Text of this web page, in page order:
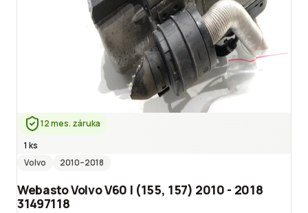
12 mes. záruka
1 ks
Volvo
2010–2018
Webasto Volvo V60 I (155, 157) 2010 - 2018
31497118